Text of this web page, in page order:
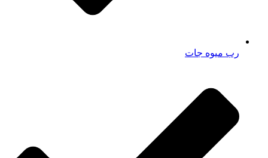
رب میوه جات